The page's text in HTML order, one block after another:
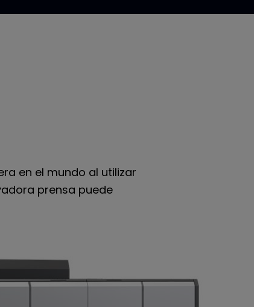
en el mundo al utilizar
prensa puede